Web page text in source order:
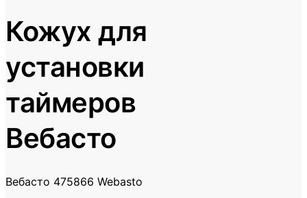
Кожух для
установки
таймеров
Вебасто
Вебасто 475866 Webasto